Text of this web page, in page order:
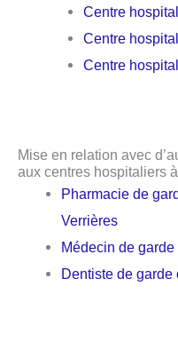
Centre
Centre
Centre
Mise en relation avec
aux centres hospitaliers
Pharmacie de
Verrières
Médecin de
Dentiste de garde